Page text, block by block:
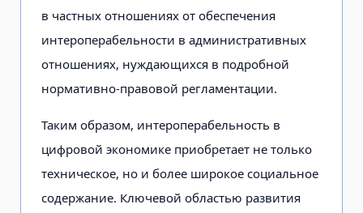
в частных отношениях от обеспечения
интероперабельности в административных
отношениях, нуждающихся в подробной
нормативно-правовой регламентации.
Таким образом, интероперабельность в
цифровой экономике приобретает не только
техническое, но и более широкое социальное
содержание. Ключевой областью развития